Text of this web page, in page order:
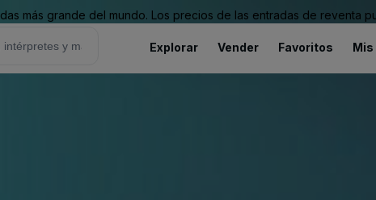
más grande del mundo. Los precios de las entradas de reventa
Explorar Vender Favoritos